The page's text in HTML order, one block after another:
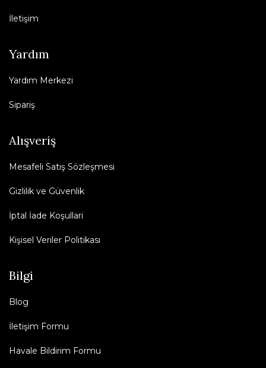
İletişim
Yardım
Yardım Merkezi
Sipariş
Alışveriş
Mesafeli Satış Sözleşmesi
Gizlilik ve Güvenlik
İptal İade Koşullari
Kişisel Veriler Politikası
Bilgi
Blog
İletişim Formu
Havale Bildirim Formu